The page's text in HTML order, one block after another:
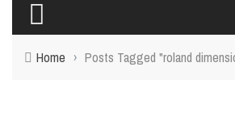
Home › Posts Tagged "roland